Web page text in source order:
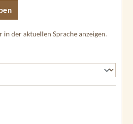
in der aktuellen Sprache anzeigen.